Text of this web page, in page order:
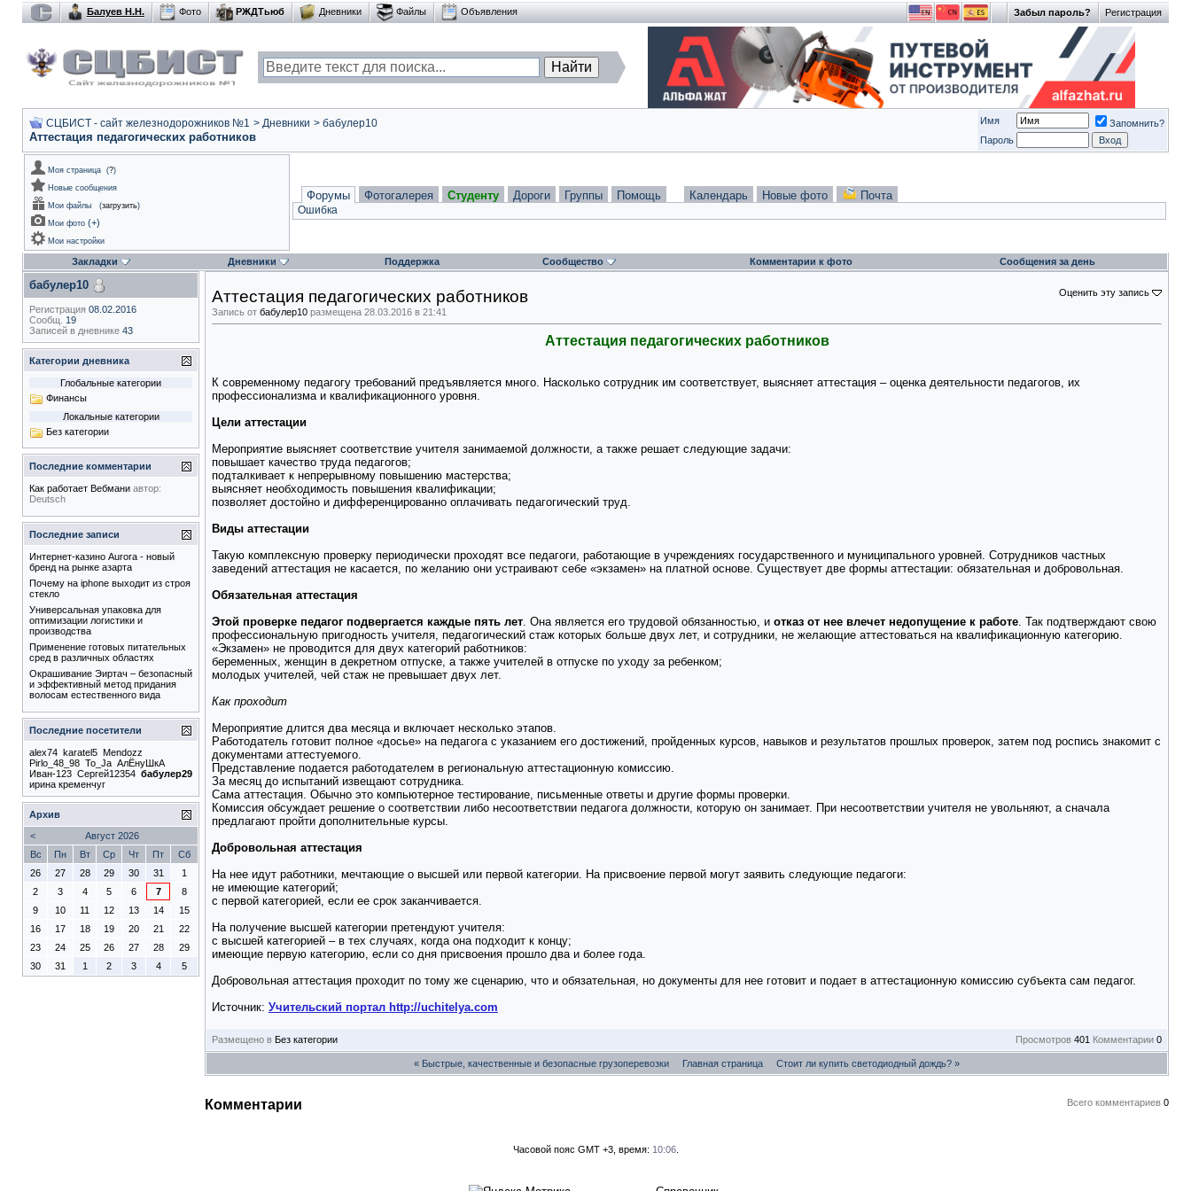
Регистрация
Забыл пароль?
Балуев Н.Н. Фото РЖДТьюб Дневники Файлы Объявления
СЦБИСТ - сайт железнодорожников №1 > Дневники > бабулер10
Аттестация педагогических работников
Имя
Запомнить?
Пароль
Моя страница (?)
Новые сообщения
Мои файлы
(загрузить)
Мои фото (+)
Мои настройки
Форумы Фотогалерея Студенту Дороги Группы Помощь Календарь Новые фото Почта
Ошибка
Закладки Дневники Поддержка Сообщество Комментарии к фото Сообщения за день
Оценить эту запись
Аттестация педагогических работников
Запись от бабулер10 размещена 28.03.2016 в 21:41
Аттестация педагогических работников
К современному педагогу требований предъявляется много. Насколько сотрудник им соответствует, выясняет аттестация – оценка деятельности педагогов, их
профессионализма и квалификационного уровня.
Цели аттестации
Мероприятие выясняет соответствие учителя занимаемой должности, а также решает следующие задачи:
повышает качество труда педагогов;
подталкивает к непрерывному повышению мастерства;
выясняет необходимость повышения квалификации;
позволяет достойно и дифференцированно оплачивать педагогический труд.
Виды аттестации
Такую комплексную проверку периодически проходят все педагоги, работающие в учреждениях государственного и муниципального уровней. Сотрудников частных
заведений аттестация не касается, по желанию они устраивают себе «экзамен» на платной основе. Существует две формы аттестации: обязательная и добровольная.
Обязательная аттестация
Этой проверке педагог подвергается каждые пять лет . Она является его трудовой обязанностью, и отказ от нее влечет недопущение к работе . Так подтверждают свою
профессиональную пригодность учителя, педагогический стаж которых больше двух лет, и сотрудники, не желающие аттестоваться на квалификационную категорию.
«Экзамен» не проводится для двух категорий работников:
беременных, женщин в декретном отпуске, а также учителей в отпуске по уходу за ребенком;
молодых учителей, чей стаж не превышает двух лет.
Как проходит
Мероприятие длится два месяца и включает несколько этапов.
Работодатель готовит полное «досье» на педагога с указанием его достижений, пройденных курсов, навыков и результатов прошлых проверок, затем под роспись знакомит с
документами аттестуемого.
Представление подается работодателем в региональную аттестационную комиссию.
За месяц до испытаний извещают сотрудника.
Сама аттестация. Обычно это компьютерное тестирование, письменные ответы и другие формы проверки.
Комиссия обсуждает решение о соответствии либо несоответствии педагога должности, которую он занимает. При несоответствии учителя не увольняют, а сначала
предлагают пройти дополнительные курсы.
Добровольная аттестация
На нее идут работники, мечтающие о высшей или первой категории. На присвоение первой могут заявить следующие педагоги:
не имеющие категорий;
с первой категорией, если ее срок заканчивается.
На получение высшей категории претендуют учителя:
с высшей категорией – в тех случаях, когда она подходит к концу;
имеющие первую категорию, если со дня присвоения прошло два и более года.
Добровольная аттестация проходит по тому же сценарию, что и обязательная, но документы для нее готовит и подает в аттестационную комиссию субъекта сам педагог.
Источник: Учительский портал http://uchitelya.com
Размещено в Без категории Просмотров 401 Комментарии 0
« Быстрые, качественные и безопасные грузоперевозки Главная страница Стоит ли купить светодиодный дождь? »
Всего комментариев 0
Комментарии
бабулер10
Регистрация 08.02.2016
Сообщ. 19
Записей в дневнике 43
Категории дневника
Глобальные категории
Финансы
Локальные категории
Без категории
Последние комментарии
Как работает Вебмани автор:
Deutsch
Последние записи
Интернет-казино Aurora - новый
бренд на рынке азарта
Почему на iphone выходит из строя
стекло
Универсальная упаковка для
оптимизации логистики и
производства
Применение готовых питательных
сред в различных областях
Окрашивание Эиртач – безопасный
и эффективный метод придания
волосам естественного вида
Последние посетители
alex74 karatel5 Mendozz
Pirlo_48_98 To_Ja АлËнуШкА
Иван-123 Сергей12354 бабулер29
ирина кременчуг
Архив
<
Август 2026
Вс
Пн Вт Ср Чт Пт
Сб
26
27 28 29 30 31
1
2
3 4 5 6 7
8
9
10 11 12 13 14
15
16
17 18 19 20 21
22
23
24 25 26 27 28
29
30
31 1 2 3 4 5
Часовой пояс GMT +3, время: 10:06.